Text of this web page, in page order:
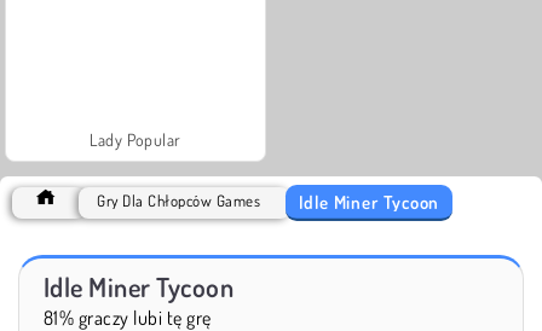
Lady Popular
Gry Dla Chłopców Games Idle Miner Tycoon
Idle Miner Tycoon
81% graczy lubi tę grę